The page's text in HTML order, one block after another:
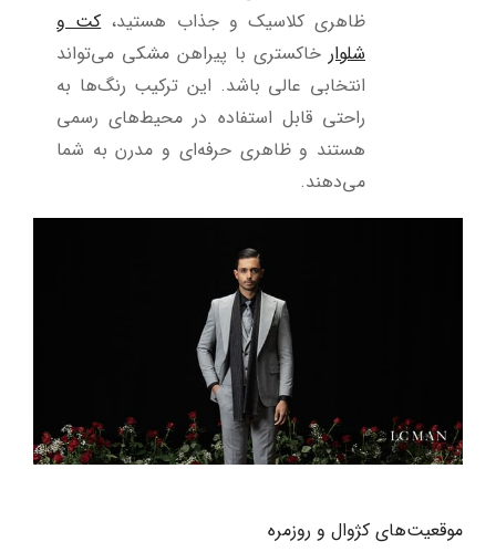
ظاهری کلاسیک و جذاب هستید،کت و
شلوار خاکستری با پیراهن مشکی می‌تواند
انتخابی عالی باشد. این ترکیب رنگ‌ها به
راحتی قابل استفاده در محیط‌های رسمی
هستند و ظاهری حرفه‌ای و مدرن به شما
می‌دهند.
موقعیت‌های کژوال و روزمره